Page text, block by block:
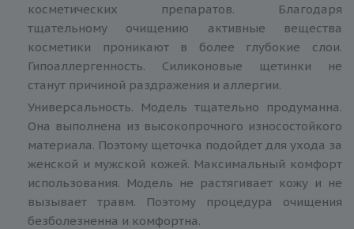
косметических препаратов. Благодаря
тщательному очищению активные вещества
косметики проникают в более глубокие слои.
Гипоаллергенность. Силиконовые щетинки не
станут причиной раздражения и аллергии.
Универсальность. Модель тщательно продуманна.
Она выполнена из высокопрочного износостойкого
материала. Поэтому щеточка подойдет для ухода за
женской и мужской кожей. Максимальный комфорт
использования. Модель не растягивает кожу и не
вызывает травм. Поэтому процедура очищения
безболезненна и комфортна.